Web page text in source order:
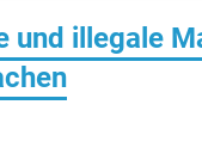
und illegale